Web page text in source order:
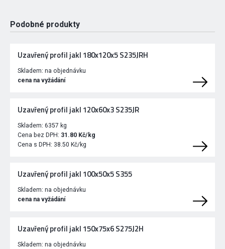
Podobné produkty
Uzavřený profil jakl 180x120x5 S235JRH
Skladem: na objednávku
cena na vyžádání
Uzavřený profil jakl 120x60x3 S235JR
Skladem: 6357 kg
Cena bez DPH: 31.80 Kč/kg
Cena s DPH: 38.50 Kč/kg
Uzavřený profil jakl 100x50x5 S355
Skladem: na objednávku
cena na vyžádání
Uzavřený profil jakl 150x75x6 S275J2H
Skladem: na objednávku